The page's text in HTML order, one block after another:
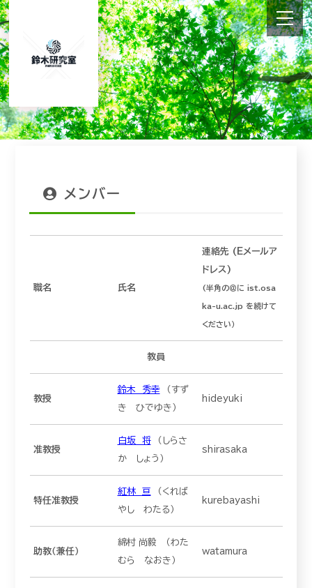
メンバー
職名 氏名
連絡先 (Eメールア
ドレス)
(半角の＠に ist.osa
ka-u.ac.jp を続けて
ください）
教員
教授
鈴木 秀幸（すず
き ひでゆき）
hideyuki
准教授
白坂 将（しらさ
か しょう）
shirasaka
特任准教授
紅林 亘
（くれば
やし わたる）
kurebayashi
助教（兼任）
綿村 尚毅 （わた
むら なおき）
watamura